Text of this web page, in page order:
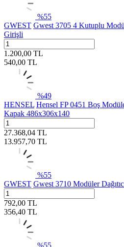
%55
GWEST Gwest 3705 4 Kutuplu
Girişli
1.200,00 TL
540,00 TL
%49
HENSEL Hensel FP 0451 Boş
Kapak 486x306x140
27.368,04 TL
13.957,70 TL
%55
GWEST Gwest 3710 Modüler
792,00 TL
356,40 TL
%55